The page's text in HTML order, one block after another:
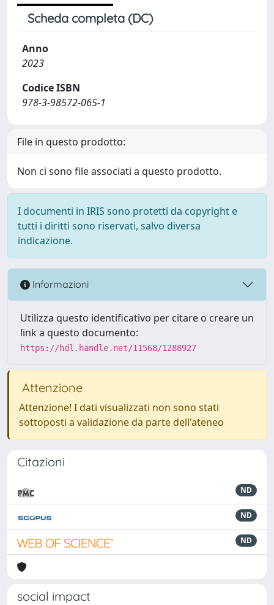
Scheda completa (DC)
Anno
2023
Codice ISBN
978-3-98572-065-1
File in questo prodotto:
Non ci sono file associati a questo prodotto.
I documenti in IRIS sono protetti da copyright e
tutti i diritti sono riservati, salvo diversa
indicazione.
Informazioni
Utilizza questo identificativo per citare o creare un
link a questo documento:
https://hdl.handle.net/11568/1288927
Attenzione
Attenzione! I dati visualizzati non sono stati
sottoposti a validazione da parte dell'ateneo
Citazioni
ND
ND
ND
social impact